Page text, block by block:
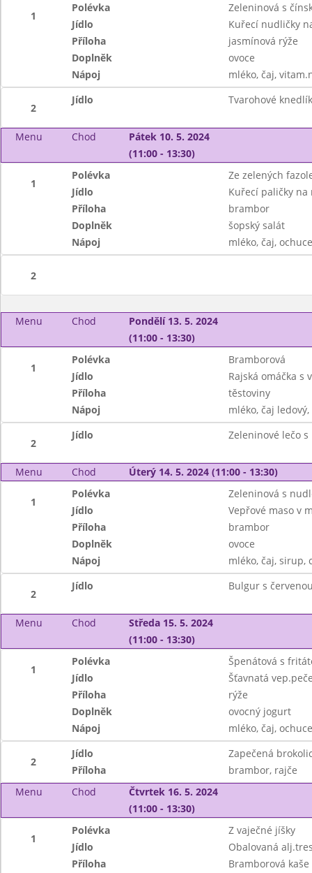
1
Polévka
Zeleninová s
Jídlo
Kuřecí nudličky
Příloha
jasmínová rýže
Doplněk
ovoce
Nápoj
mléko, čaj,
2
Jídlo Tvarohové
Menu Chod
Pátek 10. 5. 2024
(11:00 - 13:30)
1
Polévka
Ze zelených
Jídlo
Kuřecí paličky na
Příloha
brambor
Doplněk
šopský salát
Nápoj
mléko, čaj,
2
Menu Chod
Pondělí 13. 5. 2024
(11:00 - 13:30)
1
Polévka
Bramborová
Jídlo
Rajská omáčka s
Příloha
těstoviny
Nápoj
mléko, čaj
2
Jídlo Zeleninové lečo
Menu Chod Úterý 14. 5. 2024 (11:00 - 13:30)
1
Polévka
Zeleninová s
Jídlo
Vepřové maso v
Příloha
brambor
Doplněk
ovoce
Nápoj
mléko, čaj, sirup,
2
Jídlo Bulgur s
Menu Chod
Středa 15. 5. 2024
(11:00 - 13:30)
1
Polévka
Špenátová s
Jídlo
Šťavnatá
Příloha
rýže
Doplněk
ovocný jogurt
Nápoj
mléko, čaj,
2
Jídlo
Zapečená
Příloha
brambor, rajče
Menu
Chod
Čtvrtek 16. 5. 2024
(11:00 - 13:30)
1
Polévka
Z vaječné jíšky
Jídlo
Obalovaná
Příloha
Bramborová kaše